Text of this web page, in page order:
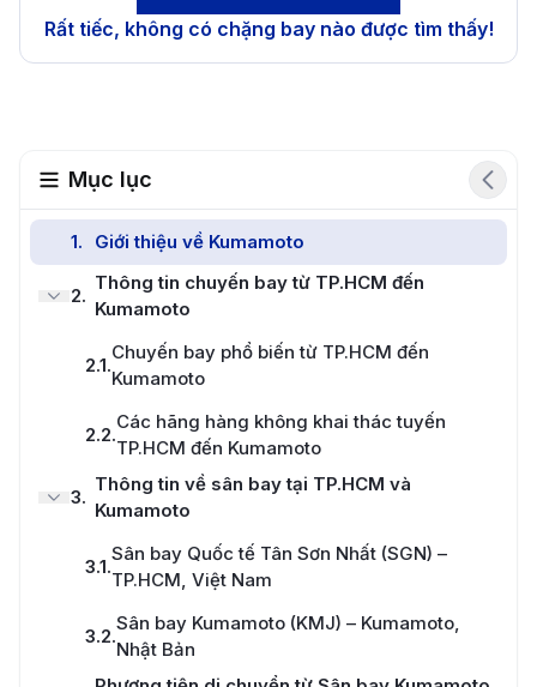
Rất tiếc, không có chặng bay nào được tìm thấy!
Mục lục
1. Giới thiệu về Kumamoto
2.
Thông tin chuyến bay từ TP.HCM đến
Kumamoto
2.1.
Chuyến bay phổ biến từ TP.HCM đến
Kumamoto
2.2.
Các hãng hàng không khai thác tuyến
TP.HCM đến Kumamoto
3.
Thông tin về sân bay tại TP.HCM và
Kumamoto
3.1.
Sân bay Quốc tế Tân Sơn Nhất (SGN) –
TP.HCM, Việt Nam
3.2.
Sân bay Kumamoto (KMJ) – Kumamoto,
Nhật Bản